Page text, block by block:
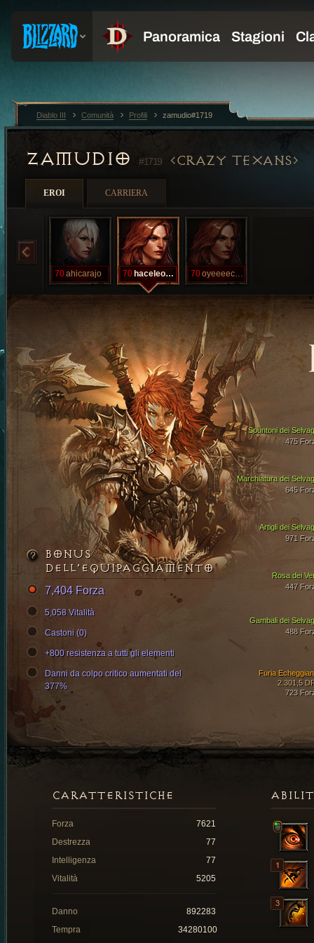
ZAMUDIO #1719 CRAZY TEXANS
EROI CARRIERA
70ahicarajo 70 haceleooyeee 70 oyeeeecosita
Marchiatura dei
645
Artigli dei
971
Spuntoni dei
475
Gambali dei
488
Furia
2.301,5
723
Rosa dei
447
BONUS
DELL’EQUIPAGGIAMENTO
7,404 Forza
5,058 Vitalità
Castoni (0)
+800 resistenza a tutti gli elementi
Danni da colpo critico aumentati del
377%
CARATTERISTICHE
Forza
7621
Destrezza
77
Intelligenza
77
Vitalità
5205
Danno
892283
Tempra
34280100
Diablo III Comunità Profili zamudio#1719